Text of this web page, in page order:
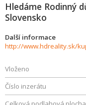
Hledáme Rodinný
Slovensko
Další informace
Vloženo
Číslo inzerátu